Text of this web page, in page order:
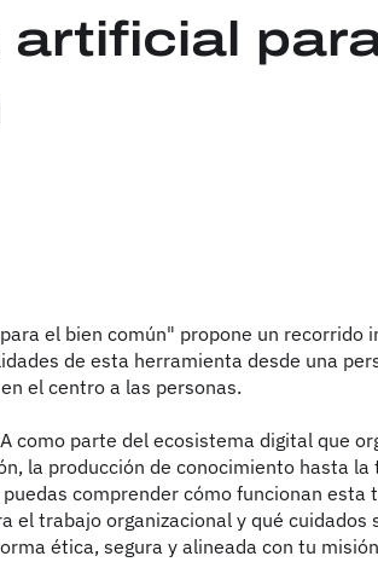
artificial
el bien común" propone un recorrido
de esta herramienta desde una
el centro a las personas.
como parte del ecosistema digital que
la producción de conocimiento hasta la
comprender cómo funcionan esta
el trabajo organizacional y qué cuidados
ética, segura y alineada con tu